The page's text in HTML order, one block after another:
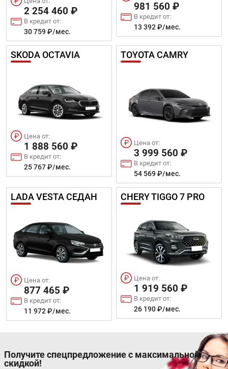
2 254 460 ₽
В кредит от:
30 759 ₽/мес.
981 560 ₽
В кредит от:
13 392 ₽/мес.
SKODA OCTAVIA
Цена от:
1 888 560 ₽
В кредит от:
25 767 ₽/мес.
TOYOTA CAMRY
Цена от:
3 999 560 ₽
В кредит от:
54 569 ₽/мес.
LADA VESTA СЕДАН
Цена от:
877 465 ₽
В кредит от:
11 972 ₽/мес.
CHERY TIGGO 7 PRO
Цена от:
1 919 560 ₽
В кредит от:
26 190 ₽/мес.
Получите спецпредложение с максимальной
скидкой!